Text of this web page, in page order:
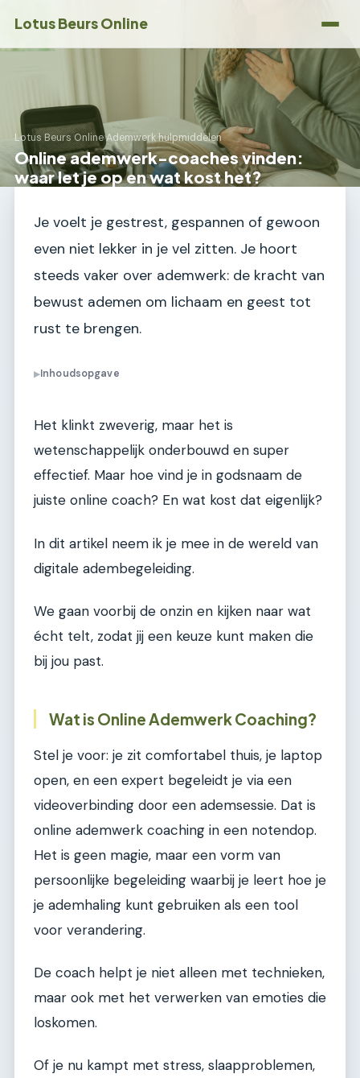
Lotus Beurs Online
Lotus Beurs Online›Ademwerk hulpmiddelen
Online ademwerk-coaches vinden:
waar let je op en wat kost het?
Je voelt je gestrest, gespannen of gewoon
even niet lekker in je vel zitten. Je hoort
steeds vaker over ademwerk: de kracht van
bewust ademen om lichaam en geest tot
rust te brengen.
▶Inhoudsopgave
Het klinkt zweverig, maar het is
wetenschappelijk onderbouwd en super
effectief. Maar hoe vind je in godsnaam de
juiste online coach? En wat kost dat eigenlijk?
In dit artikel neem ik je mee in de wereld van
digitale adembegeleiding.
We gaan voorbij de onzin en kijken naar wat
écht telt, zodat jij een keuze kunt maken die
bij jou past.
Wat is Online Ademwerk Coaching?
Stel je voor: je zit comfortabel thuis, je laptop
open, en een expert begeleidt je via een
videoverbinding door een ademsessie. Dat is
online ademwerk coaching in een notendop.
Het is geen magie, maar een vorm van
persoonlijke begeleiding waarbij je leert hoe je
je ademhaling kunt gebruiken als een tool
voor verandering.
De coach helpt je niet alleen met technieken,
maar ook met het verwerken van emoties die
loskomen.
Of je nu kampt met stress, slaapproblemen,